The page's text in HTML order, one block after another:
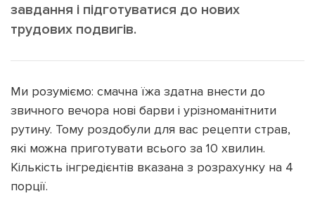
Підтримати dyvys.info
завдання і підготуватися до нових
трудових подвигів.
Ми розуміємо: смачна їжа здатна внести до
звичного вечора нові барви і урізноманітнити
рутину. Тому роздобули для вас рецепти страв,
які можна приготувати всього за 10 хвилин.
Кількість інгредієнтів вказана з розрахунку на 4
порції.